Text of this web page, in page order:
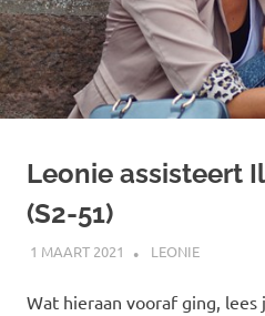
Leonie assisteert
(S2-51)
1 MAART 2021 MARJOLEIN
LEONIE
Wat hieraan vooraf ging, lees